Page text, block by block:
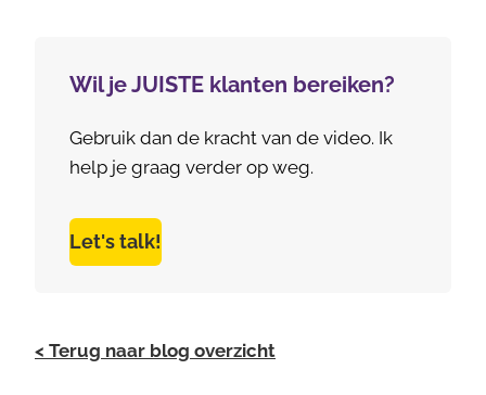
Wil je JUISTE klanten bereiken?
Gebruik dan de kracht van de video. Ik
help je graag verder op weg.
Let's talk!
< Terug naar blog overzicht